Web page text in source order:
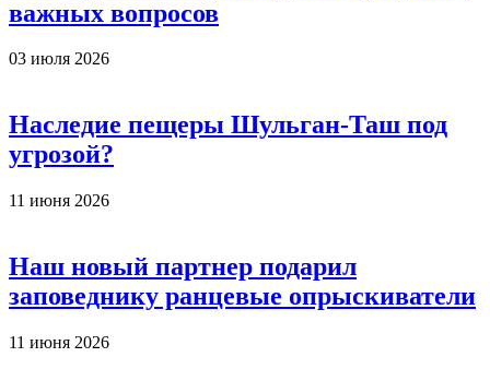
важных вопросов
03 июля 2026
Наследие пещеры Шульган-Таш под
угрозой?
11 июня 2026
Наш новый партнер подарил
заповеднику ранцевые опрыскиватели
11 июня 2026